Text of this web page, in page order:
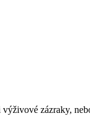
zázraky,